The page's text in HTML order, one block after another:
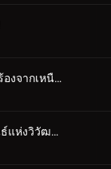
ตอนที่ 32 เสียงเรียกร้องจากเหนือออร่า!
ตอนที่ 33 สายสัมพันธ์แห่งวิวัฒนาการเมก้า!